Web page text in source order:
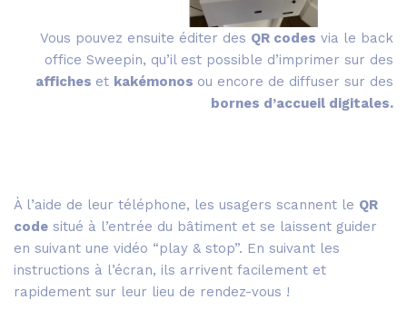
Vous pouvez ensuite éditer des QR codes via le back
office Sweepin, qu’il est possible d’imprimer sur des
affiches et kakémonos ou encore de diffuser sur des
bornes d’accueil digitales.
À l’aide de leur téléphone, les usagers scannent le QR
code situé à l’entrée du bâtiment et se laissent guider
en suivant une vidéo “play & stop”. En suivant les
instructions à l’écran, ils arrivent facilement et
rapidement sur leur lieu de rendez-vous !